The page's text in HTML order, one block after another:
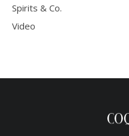
Spirits & Co.
Video